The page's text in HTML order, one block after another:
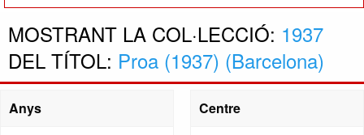
MOSTRANT LA COL·LECCIÓ: 1937
DEL TÍTOL: Proa (1937) (Barcelona)
Anys
Centre